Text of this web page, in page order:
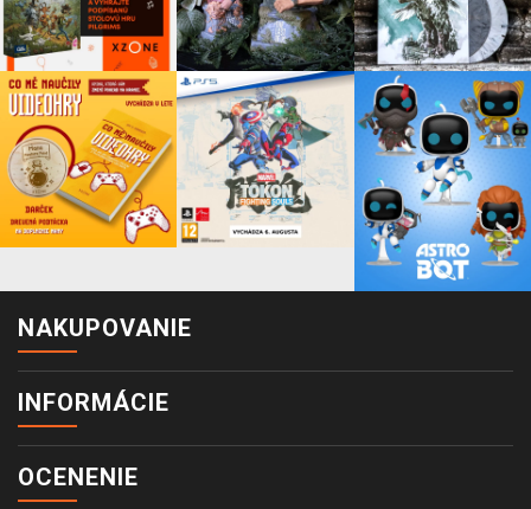
NAKUPOVANIE
INFORMÁCIE
OCENENIE